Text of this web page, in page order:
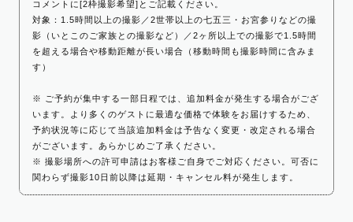
コメントに[2枠撮影希望]とご記載ください。
対象：1.5時間以上の撮影／2世帯以上の七五三・お宮参りなどの撮
影（いとこのご家族との撮影など）／2ヶ所以上での撮影で1.5時間
を超える場合や移動距離が長い場合（移動時間も撮影時間に含みま
す）
※ ご予約が集中する一部日程では、追加料金が発生する場合がござ
います。より多くのゲストに最適な価格で体験をお届けするため、
予約状況等に応じて当該追加料金は予告なく変更・改定される場合
がございます。あらかじめご了承ください。
※ 撮影場所への許可申請はお客様ご自身でご対応ください。可否に
関わらず撮影10日前以降は延期・キャンセル料が発生します。